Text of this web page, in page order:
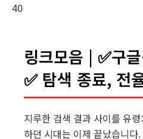
40
링크모음 | ✅구
✅ 탐색 종료, 전
지루한 검색 결과 사이를 유
하던 시대는 이제 끝났습니